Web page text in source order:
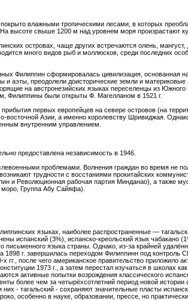
влажными тропическими лесами, в которых
высоте свыше 1200 м над уровнем моря произрастают
островах, чаще других встречаются олень,
много видов рыб и моллюсков, среди последних
Филиппин сформировалась цивилизация, основанная
и аэты, преодолели доисторические земли и
на австронезийских языках переселенцы из
Филиппины были открыты Ф. Магелланом в 1521 г.
первых европейцев на севере островов (на
восточной Азии, а именно королевству Шривиджая.
внутренним управлением.
предоставлена независимость в 1946.
проблемами. Волнения граждан во время не
трудности с восстаниями прокитайских
и Революционная рабочая партия Минданао), а также
Группа Абу Сайяфа).
языках, наиболее распространенные —
испанский (3%), испанско-креольский язык чабакано
письменного языка страны. Однако, из-за крайней
1898 г. завершилась переходом Филиппинн под
гг., после чего американское правительство приложило
1973 г., а затем перестал изучаться в школах
активные попытки возрождения классического
более чем за четырёхсотлетний период новой
- тагальский - сохраняют значительные пласты
особенно в науке, образовании, прессе, но